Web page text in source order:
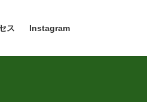
ス Instagram